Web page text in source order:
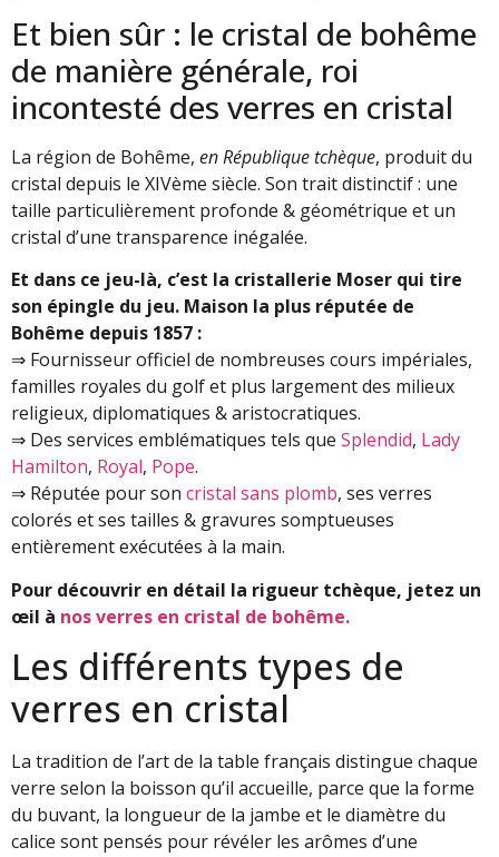
Et bien sûr : le cristal de bohême
de manière générale, roi
incontesté des verres en cristal
La région de Bohême, en République tchèque, produit du
cristal depuis le XIVème siècle. Son trait distinctif : une
taille particulièrement profonde & géométrique et un
cristal d’une transparence inégalée.
Et dans ce jeu-là, c’est la cristallerie Moser qui tire
son épingle du jeu. Maison la plus réputée de
Bohême depuis 1857 :
⇒ Fournisseur officiel de nombreuses cours impériales,
familles royales du golf et plus largement des milieux
religieux, diplomatiques & aristocratiques.
⇒ Des services emblématiques tels que Splendid, Lady
Hamilton, Royal, Pope.
⇒ Réputée pour son cristal sans plomb, ses verres
colorés et ses tailles & gravures somptueuses
entièrement exécutées à la main.
Pour découvrir en détail la rigueur tchèque, jetez un
œil à nos verres en cristal de bohême.
Les différents types de
verres en cristal
La tradition de l’art de la table français distingue chaque
verre selon la boisson qu’il accueille, parce que la forme
du buvant, la longueur de la jambe et le diamètre du
calice sont pensés pour révéler les arômes d’une